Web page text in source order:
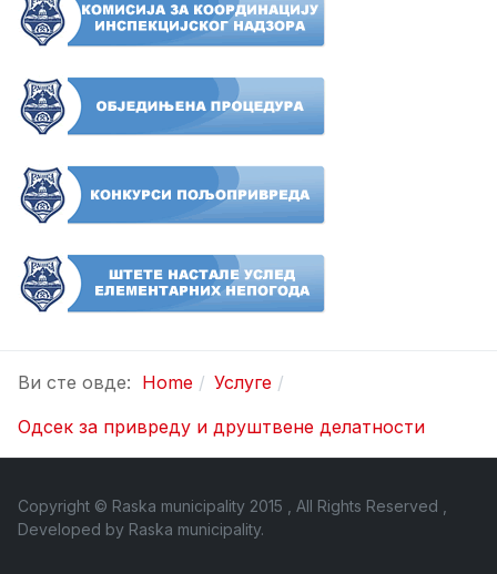
Ви сте овде: Home
Услуге
Одсек за привреду и друштвене делатности
Copyright © Raska municipality 2015 , All Rights Reserved ,
Developed by Raska municipality.